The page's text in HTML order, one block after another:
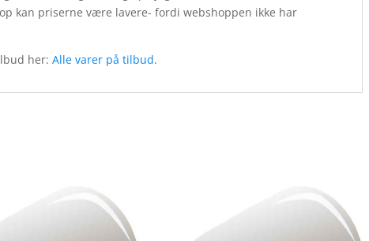
kan priserne være lavere- fordi webshoppen ikke har
her:Alle varer på tilbud.